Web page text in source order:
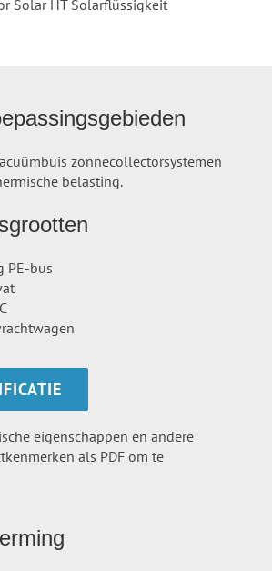
zonnecollectorsystemen
belasting.
PE-bus
eigenschappen en andere
als PDF om te